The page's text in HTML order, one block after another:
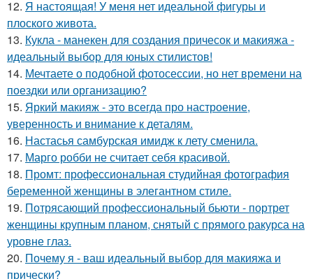
12. Я настоящая! У меня нет идеальной фигуры и
плоского живота.
13. Кукла - манекен для создания причесок и макияжа -
идеальный выбор для юных стилистов!
14. Мечтаете о подобной фотосессии, но нет времени на
поездки или организацию?
15. Яркий макияж - это всегда про настроение,
уверенность и внимание к деталям.
16. Настасья самбурская имидж к лету сменила.
17. Марго робби не считает себя красивой.
18. Промт: профессиональная студийная фотография
беременной женщины в элегантном стиле.
19. Потрясающий профессиональный бьюти - портрет
женщины крупным планом, снятый с прямого ракурса на
уровне глаз.
20. Почему я - ваш идеальный выбор для макияжа и
прически?